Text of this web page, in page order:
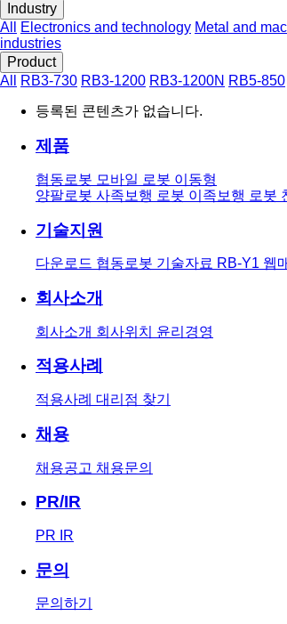
Industry
All
Electronics and technology Metal and
industries
Product
All
RB3-730 RB3-1200 RB3-1200N RB5-850
등록된 콘텐츠가 없습니다.
제품
협동로봇 모바일 로봇 이동형
양팔로봇 사족보행 로봇 이족보행 로봇
기술지원
다운로드 협동로봇 기술자료 RB-Y1 웹
회사소개
회사소개 회사위치 윤리경영
적용사례
적용사례 대리점 찾기
채용
채용공고 채용문의
PR/IR
PR IR
문의
문의하기